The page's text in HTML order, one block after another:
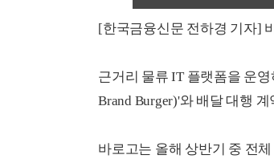
[한국금융신문 전하경 기자]
근거리 물류 IT 플랫폼을 운
Brand Burger)'와 배달 대행
바로고는 올해 상반기 중 전